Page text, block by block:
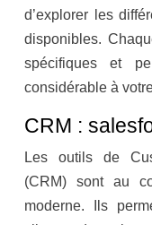
d’explorer les
disponibles.
spécifiques et
considérable à
CRM :
Les outils de
(CRM) sont au
moderne. Ils